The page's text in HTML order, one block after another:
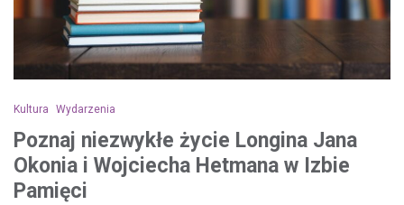
Kultura Wydarzenia
Poznaj niezwykłe życie Longina Jana
Okonia i Wojciecha Hetmana w Izbie
Pamięci